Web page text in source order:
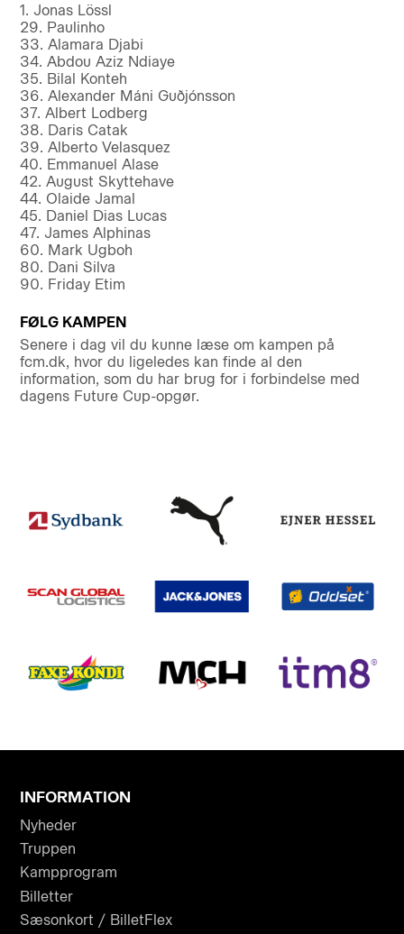
1. Jonas Lössl
29. Paulinho
33. Alamara Djabi
34. Abdou Aziz Ndiaye
35. Bilal Konteh
36. Alexander Máni Guðjónsson
37. Albert Lodberg
38. Daris Catak
39. Alberto Velasquez
40. Emmanuel Alase
42. August Skyttehave
44. Olaide Jamal
45. Daniel Dias Lucas
47. James Alphinas
60. Mark Ugboh
80. Dani Silva
90. Friday Etim
FØLG KAMPEN
Senere i dag vil du kunne læse om kampen på
fcm.dk, hvor du ligeledes kan finde al den
information, som du har brug for i forbindelse med
dagens Future Cup-opgør.
INFORMATION
Nyheder
Truppen
Kampprogram
Billetter
Sæsonkort / BilletFlex